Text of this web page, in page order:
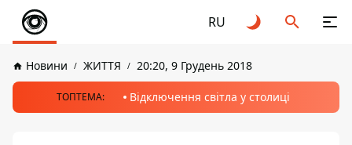
RU
Новини ЖИТТЯ 20:20, 9 Грудень 2018
ТОПТЕМА: Відключення світла у столиці